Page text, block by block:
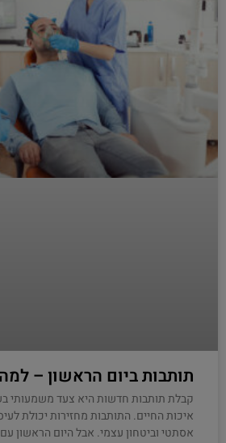
תותבות ביום הראשון –
קבלת תותבות חדשות היא צעד משמעותי
איכות החיים. התותבות מחזירות יכולת
אסתטי וביטחון עצמי. אבל היום הראשון עם